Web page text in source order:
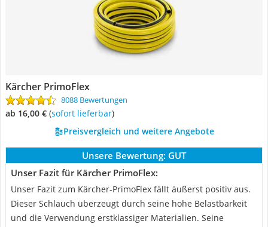
Kärcher PrimoFlex
8088 Bewertungen
ab 16,00 € ( Sofort lieferbar)
Preisvergleich und weitere Angebote
Unsere Bewertung: GUT
Unser Fazit für Kärcher PrimoFlex:
Unser Fazit zum Kärcher-PrimoFlex fällt äußerst positiv aus.
Dieser Schlauch überzeugt durch seine hohe Belastbarkeit
und die Verwendung erstklassiger Materialien. Seine